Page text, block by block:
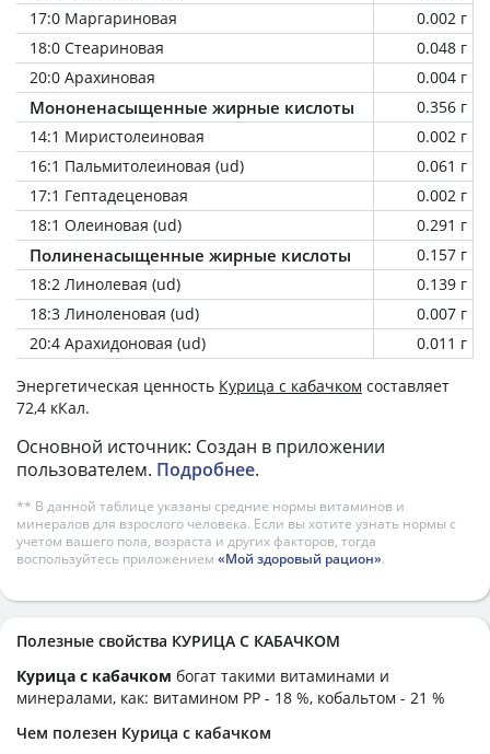
17:0 Маргариновая
0.002 г
18:0 Стеариновая
0.048 г
20:0 Арахиновая
0.004 г
Мононенасыщенные жирные кислоты
0.356 г
14:1 Миристолеиновая
0.002 г
16:1 Пальмитолеиновая (ud)
0.061 г
17:1 Гептадеценовая
0.002 г
18:1 Олеиновая (ud)
0.291 г
Полиненасыщенные жирные кислоты
0.157 г
18:2 Линолевая (ud)
0.139 г
18:3 Линоленовая (ud)
0.007 г
20:4 Арахидоновая (ud)
0.011 г
Энергетическая ценность Курица с кабачком составляет
72,4 кКал.
Основной источник: Создан в приложении
пользователем. Подробнее.
** В данной таблице указаны средние нормы витаминов и
минералов для взрослого человека. Если вы хотите узнать нормы с
учетом вашего пола, возраста и других факторов, тогда
воспользуйтесь приложением «Мой здоровый рацион».
Полезные свойства КУРИЦА С КАБАЧКОМ
Курица с кабачком богат такими витаминами и
минералами, как: витамином PP - 18 %, кобальтом - 21 %
Чем полезен Курица с кабачком